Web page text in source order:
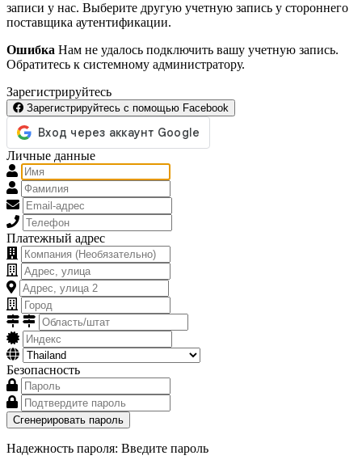
записи у нас. Выберите другую учетную запись у стороннего
поставщика аутентификации.
Ошибка Нам не удалось подключить вашу учетную запись.
Обратитесь к системному администратору.
Зарегистрируйтесь
Зарегистрируйтесь с помощью Facebook
Личные данные
Платежный адрес
Безопасность
Сгенерировать пароль
Надежность пароля: Введите пароль